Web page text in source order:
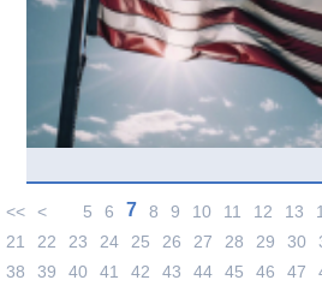
<< < 5 6 7 8 9 10 11 12 13
21
22 23 24 25 26 27 28 29 30
38
39 40 41 42 43 44 45 46 47